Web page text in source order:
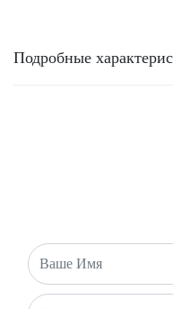
Подробные